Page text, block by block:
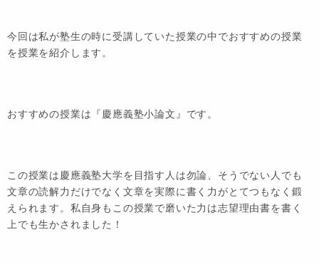
今回は私が塾生の時に受講していた授業の中でおすすめの授業
を授業を紹介します。
おすすめの授業は『慶應義塾小論文』です。
この授業は慶應義塾大学を目指す人は勿論、そうでない人でも
文章の読解力だけでなく文章を実際に書く力がとてつもなく鍛
えられます。私自身もこの授業で磨いた力は志望理由書を書く
上でも生かされました！